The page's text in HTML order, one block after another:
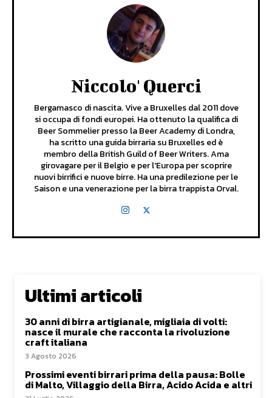
Niccolo' Querci
Bergamasco di nascita. Vive a Bruxelles dal 2011 dove
si occupa di fondi europei. Ha ottenuto la qualifica di
Beer Sommelier presso la Beer Academy di Londra,
ha scritto una guida birraria su Bruxelles ed è
membro della British Guild of Beer Writers. Ama
girovagare per il Belgio e per l'Europa per scoprire
nuovi birrifici e nuove birre. Ha una predilezione per le
Saison e una venerazione per la birra trappista Orval.
Ultimi articoli
30 anni di birra artigianale, migliaia di volti:
nasce il murale che racconta la rivoluzione
craft italiana
3 Agosto 2026
Prossimi eventi birrari prima della pausa: Bolle
di Malto, Villaggio della Birra, Acido Acida e altri